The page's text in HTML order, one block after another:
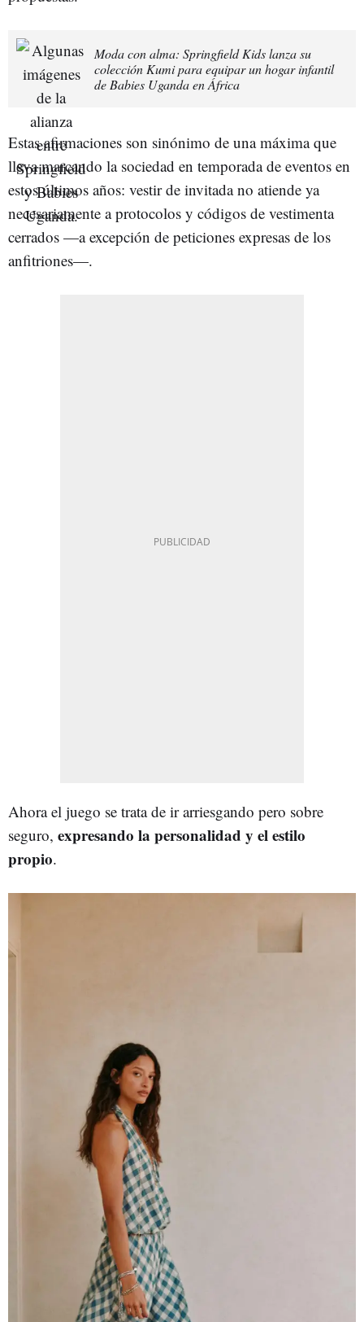
Moda con alma: Springfield Kids lanza su
colección Kumi para equipar un hogar infantil
de Babies Uganda en África
Estas afirmaciones son sinónimo de una máxima que
lleva marcando la sociedad en temporada de eventos en
estos últimos años: vestir de invitada no atiende ya
necesariamente a protocolos y códigos de vestimenta
cerrados —a excepción de peticiones expresas de los
anfitriones—.
Ahora el juego se trata de ir arriesgando pero sobre
seguro, expresando la personalidad y el estilo
propio.